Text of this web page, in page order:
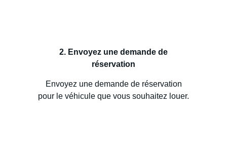
2. Envoyez une demande de
réservation
Envoyez une demande de réservation
pour le véhicule que vous souhaitez louer.